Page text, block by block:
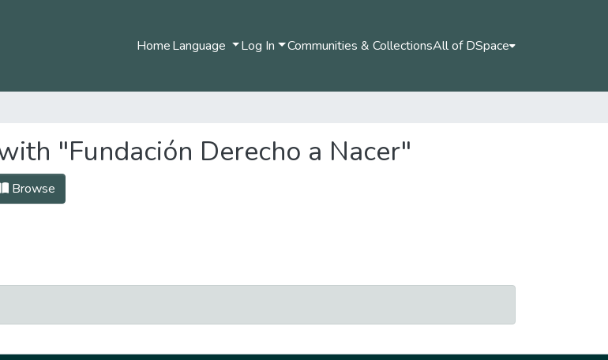
HomeLanguage Log In Communities & CollectionsAll of DSpace
"Fundación Derecho a Nacer"
Browse